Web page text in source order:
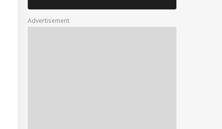
Advertisement